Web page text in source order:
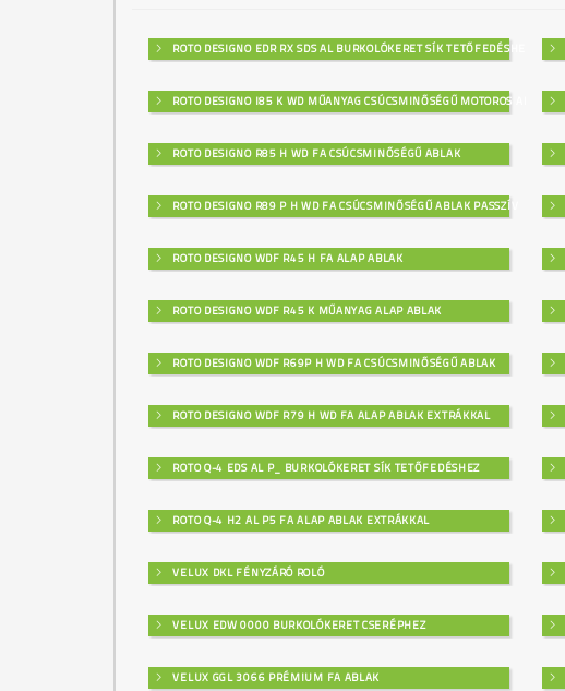
ROTO DESIGNO EDR RX SDS AL BURKOLÓKERET SÍK TETŐFEDÉSHEZ
ROTO DESIGNO I85 K WD MŰANYAG CSÚCSMINŐSÉGŰ MOTOROS ABLAK
ROTO DESIGNO R85 H WD FA CSÚCSMINŐSÉGŰ ABLAK
ROTO DESIGNO R89 P H WD FA CSÚCSMINŐSÉGŰ ABLAK PASSZÍV
ROTO DESIGNO WDF R45 H FA ALAP ABLAK
ROTO DESIGNO WDF R45 K MŰANYAG ALAP ABLAK
ROTO DESIGNO WDF R69P H WD FA CSÚCSMINŐSÉGŰ ABLAK
ROTO DESIGNO WDF R79 H WD FA ALAP ABLAK EXTRÁKKAL
ROTO Q-4 EDS AL P_ BURKOLÓKERET SÍK TETŐFEDÉSHEZ
ROTO Q-4 H2 AL P5 FA ALAP ABLAK EXTRÁKKAL
VELUX DKL FÉNYZÁRÓ ROLÓ
VELUX EDW 0000 BURKOLÓKERET CSERÉPHEZ
VELUX GGL 3066 PRÉMIUM FA ABLAK